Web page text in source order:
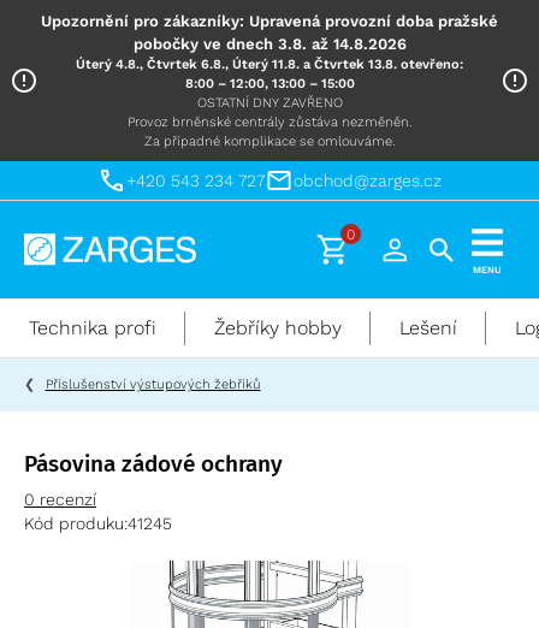
Upozornění pro zákazníky: Upravená provozní doba pražské
pobočky ve dnech 3.8. až 14.8.2026
Úterý 4.8., Čtvrtek 6.8., Úterý 11.8. a Čtvrtek 13.8. otevřeno:
8:00 – 12:00, 13:00 – 15:00
OSTATNÍ DNY ZAVŘENO
Provoz brněnské centrály zůstáva nezměněn.
Za případné komplikace se omlouváme.
+420 543 234 727 obchod@zarges.cz
Technika
práci
výškách
0
MENU
Technika profi Žebříky hobby Lešení
Příslušenství výstupových žebříků
Pásovina zádové ochrany
0 recenzí
Kód produku:41245